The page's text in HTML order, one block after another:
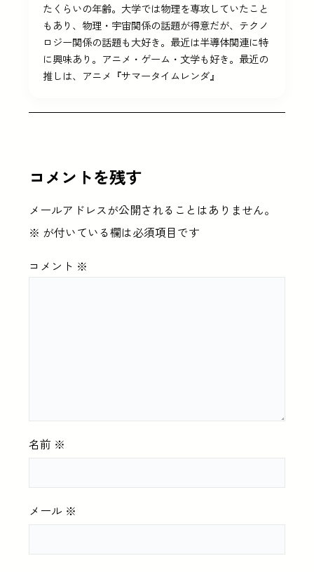
たくらいの年齢。大学では物理を専攻していたこと
もあり、物理・宇宙関係の話題が得意だが、テクノ
ロジー関係の話題も大好き。最近は半導体関連に特
に興味あり。アニメ・ゲーム・文学も好き。最近の
推しは、アニメ『サマータイムレンダ』
コメントを残す
メールアドレスが公開されることはありません。
※ が付いている欄は必須項目です
コメント ※
名前 ※
メール ※